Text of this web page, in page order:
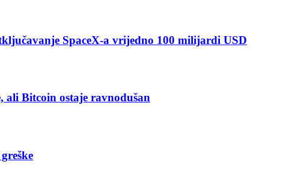
SpaceX-a vrijedno 100 milijardi USD
ali Bitcoin ostaje ravnodušan